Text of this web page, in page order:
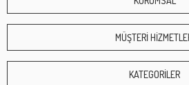
MÜŞTERİ
KATEGORİLER